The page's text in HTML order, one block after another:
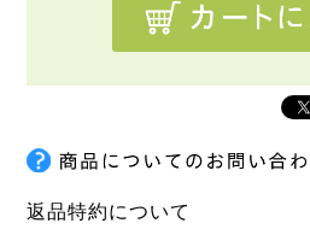
返品特約について